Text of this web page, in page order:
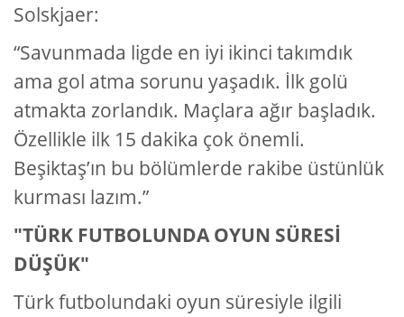
Solskjaer:
“Savunmada ligde en iyi ikinci takımdık
ama gol atma sorunu yaşadık. İlk golü
atmakta zorlandık. Maçlara ağır başladık.
Özellikle ilk 15 dakika çok önemli.
Beşiktaş’ın bu bölümlerde rakibe üstünlük
kurması lazım.”
"TÜRK FUTBOLUNDA OYUN SÜRESİ
DÜŞÜK"
Türk futbolundaki oyun süresiyle ilgili